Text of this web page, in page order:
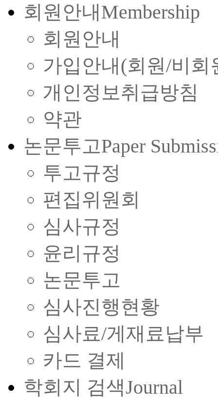
회원안내Membership
회원안내
가입안내(회원/비회
개인정보취급방침
약관
논문투고Paper
투고규정
편집위원회
심사규정
윤리규정
논문투고
심사진행현황
심사료/게재료납부
카드 결제
학회지 검색Journal